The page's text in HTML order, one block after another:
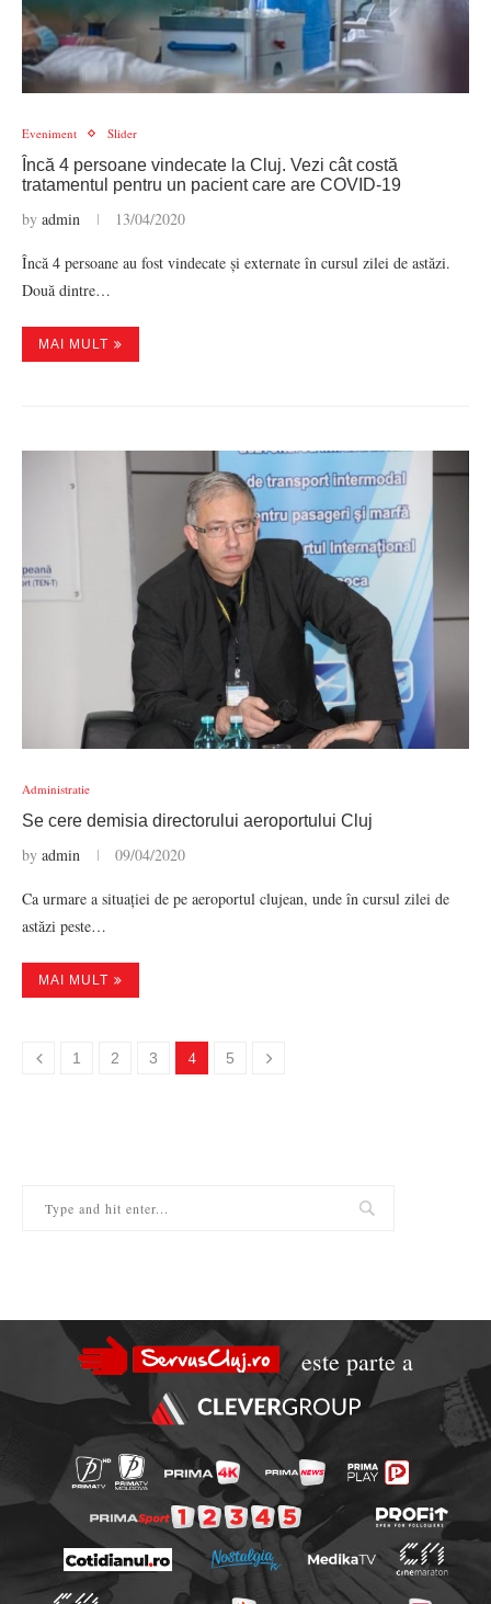
Eveniment Slider
Încă 4 persoane vindecate la Cluj. Vezi cât costă
tratamentul pentru un pacient care are COVID-19
by admin 13/04/2020
Încă 4 persoane au fost vindecate și externate în cursul zilei de astăzi.
Două dintre…
MAI MULT
Administratie
Se cere demisia directorului aeroportului Cluj
by admin 09/04/2020
Ca urmare a situației de pe aeroportul clujean, unde în cursul zilei de
astăzi peste…
MAI MULT
1 2 3 4 5
este parte a